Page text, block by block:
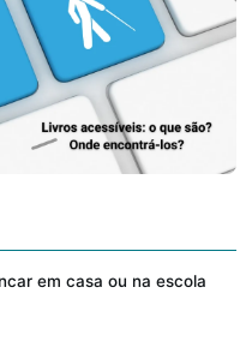
em casa ou na escola